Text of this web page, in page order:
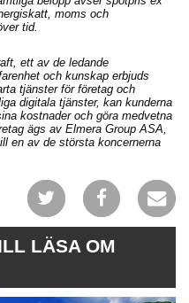
moms och
tid.
ett av de ledande
och kunskap erbjuds
tjänster för företag och
digitala tjänster, kan kunderna
kostnader och göra medvetna
ägs av Elmera Group ASA,
en av de största koncernerna
LÄSA OM